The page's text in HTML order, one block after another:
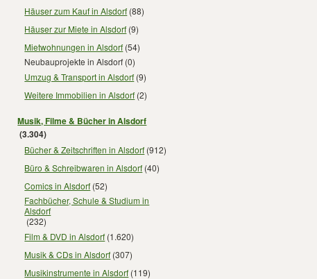
Häuser zum Kauf in Alsdorf (88)
Häuser zur Miete in Alsdorf (9)
Mietwohnungen in Alsdorf (54)
Neubauprojekte in Alsdorf (0)
Umzug & Transport in Alsdorf (9)
Weitere Immobilien in Alsdorf (2)
Musik, Filme & Bücher in Alsdorf
(3.304)
Bücher & Zeitschriften in Alsdorf (912)
Büro & Schreibwaren in Alsdorf (40)
Comics in Alsdorf (52)
Fachbücher, Schule & Studium in
Alsdorf
(232)
Film & DVD in Alsdorf (1.620)
Musik & CDs in Alsdorf (307)
Musikinstrumente in Alsdorf (119)